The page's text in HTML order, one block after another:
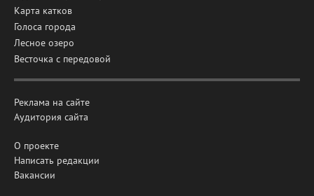
Карта катков
Голоса города
Лесное озеро
Весточка с передовой
Реклама на сайте
Аудитория сайта
О проекте
Написать редакции
Вакансии